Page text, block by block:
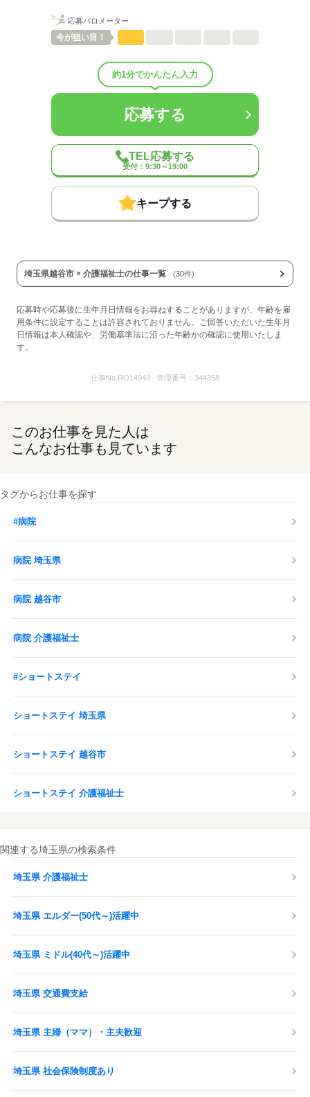
◆受動喫煙対策あり（屋内禁煙）
◆車通勤は応相談（施設により異なる）
◆給与前払い制度あり（稼働分・規定あり）
◆定年制度あり：65歳（再雇用制度あり／70歳まで勤務可能）
退職金制度：あり（勤続3年以上）
60歳までに通算3年以上勤務された方を対象に、当社規程に基づき退
は対象外の場合あり。
◆給与前払い制度
実際に勤務した分の給与を、給料日前に受け取ることができる制度
※未勤務分の給与を受け取る前借り制度ではありません。
【契約期間・試用期間】
契約期間：期間の定め無し
※雇用形態・給与は同条件
※処遇改善手当（支給対象の場合）は試用期間中（3ヶ月）は支給な
し
時間外労働：採用までに明示
応募バロメーター
今が狙い目！
約1分でかんたん入力
応募する
TEL応募する
受付：9:30～19:00
キープする
埼玉県越谷市 × 介護福祉士の仕事一覧 (30件)
応募時や応募後に生年月日情報をお尋ねすることがありますが、年齢を雇
用条件に設定することは許容されておりません。ご回答いただいた生年月
日情報は本人確認や、労働基準法に沿った年齢かの確認に使用いたしま
す。
仕事No. RO14943 管理番号：344358
このお仕事を見た人は
こんなお仕事も見ています
タグからお仕事を探す
#病院
病院 埼玉県
病院 越谷市
病院 介護福祉士
#ショートステイ
ショートステイ 埼玉県
ショートステイ 越谷市
ショートステイ 介護福祉士
関連する埼玉県の検索条件
埼玉県 介護福祉士
埼玉県 エルダー(50代～)活躍中
埼玉県 ミドル(40代～)活躍中
埼玉県 交通費支給
埼玉県 主婦（ママ）・主夫歓迎
埼玉県 社会保険制度あり